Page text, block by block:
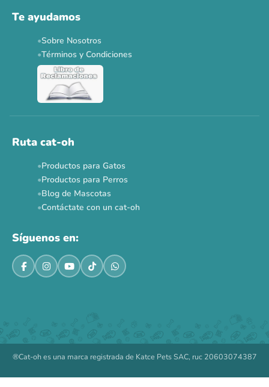
Ver todas las promos 🐾
Te ayudamos
Sobre Nosotros
Términos y Condiciones
Ruta cat-oh
Productos para Gatos
Productos para Perros
Blog de Mascotas
Contáctate con un cat-oh
Síguenos en:
®Cat-oh es una marca registrada de Katce Pets SAC, ruc 20603074387